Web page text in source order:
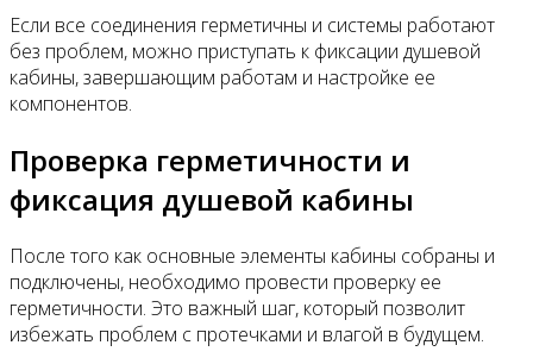
Если все соединения герметичны и системы работают
без проблем, можно приступать к фиксации душевой
кабины, завершающим работам и настройке ее
компонентов.
Проверка герметичности и
фиксация душевой кабины
После того как основные элементы кабины собраны и
подключены, необходимо провести проверку ее
герметичности. Это важный шаг, который позволит
избежать проблем с протечками и влагой в будущем.